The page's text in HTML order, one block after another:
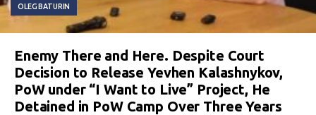
OLEG BATURIN
Enemy There and Here. Despite Court
Decision to Release Yevhen Kalashnykov,
PoW under “I Want to Live” Project, He
Detained in PoW Camp Over Three Years